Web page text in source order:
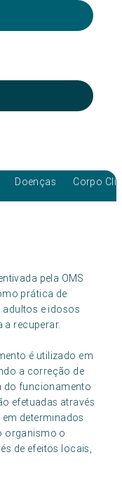
Doenças Corpo
pela OMS
prática de
adultos e idosos
a recuperar.
é utilizado em
a correção de
do funcionamento
efetuadas através
determinados
organismo o
de efeitos locais,